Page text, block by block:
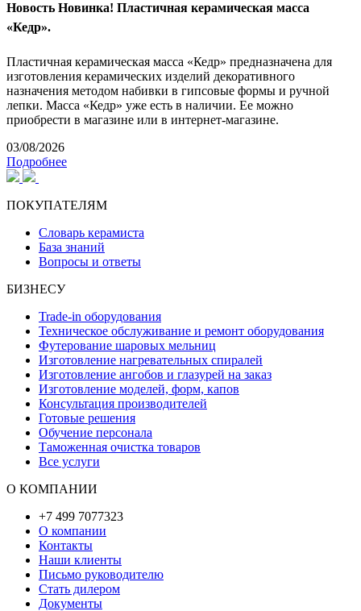
Новость Новинка! Пластичная керамическая масса
«Кедр».
Пластичная керамическая масса «Кедр» предназначена для
изготовления керамических изделий декоративного
назначения методом набивки в гипсовые формы и ручной
лепки. Масса «Кедр» уже есть в наличии. Ее можно
приобрести в магазине или в интернет-магазине.
03/08/2026
Подробнее
ПОКУПАТЕЛЯМ
Словарь керамиста
База знаний
Вопросы и ответы
БИЗНЕСУ
Trade-in оборудования
Техническое обслуживание и ремонт оборудования
Футерование шаровых мельниц
Изготовление нагревательных спиралей
Изготовление ангобов и глазурей на заказ
Изготовление моделей, форм, капов
Консультация производителей
Готовые решения
Обучение персонала
Таможенная очистка товаров
Все услуги
О КОМПАНИИ
+7 499 7077323
О компании
Контакты
Наши клиенты
Письмо руководителю
Стать дилером
Документы